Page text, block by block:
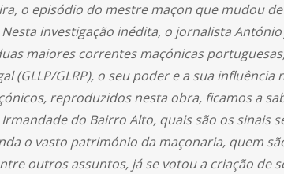
o episódio do mestre maçon que mudou
investigação inédita, o jornalista
maiores correntes maçónicas
(GLLP/GLRP), o seu poder e a sua
reproduzidos nesta obra, ficamos a
do Bairro Alto, quais são os sinais
o vasto património da maçonaria, quem
outros assuntos, já se votou a criação de